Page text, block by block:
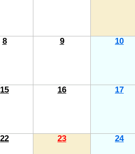
8 9 10
15 16 17
22 23 24